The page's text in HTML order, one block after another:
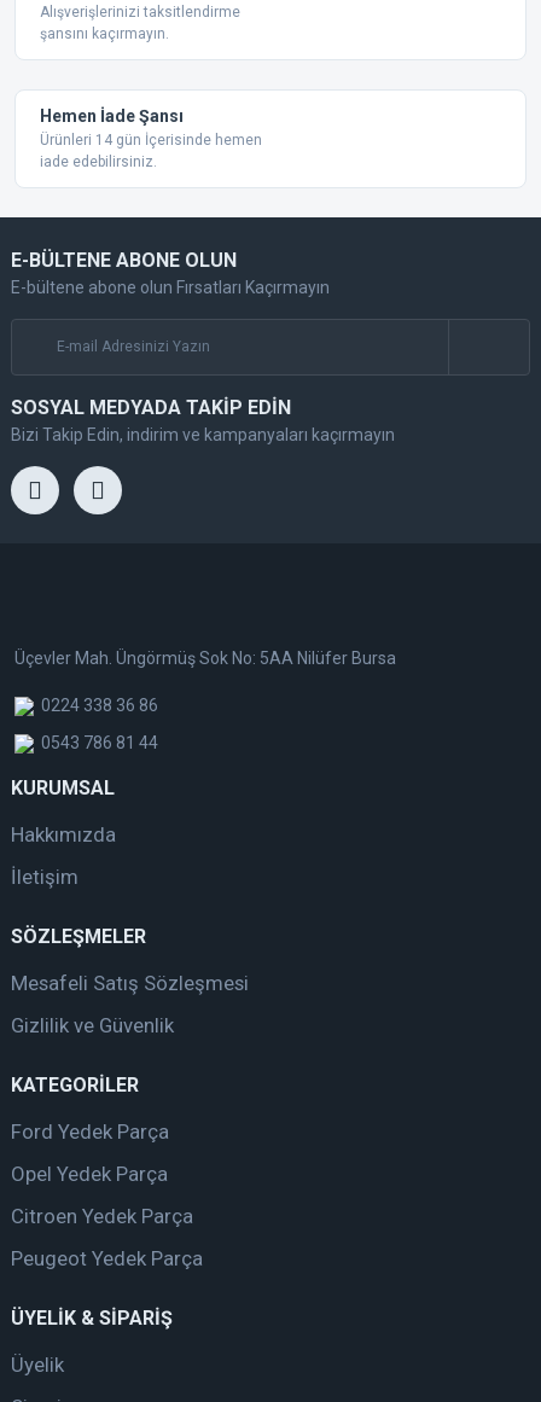
Alışverişlerinizi taksitlendirme
şansını kaçırmayın.
Hemen İade Şansı
Ürünleri 14 gün İçerisinde hemen
iade edebilirsiniz.
E-BÜLTENE ABONE OLUN
E-bültene abone olun Fırsatları Kaçırmayın
SOSYAL MEDYADA TAKİP EDİN
Bizi Takip Edin, indirim ve kampanyaları kaçırmayın
Üçevler Mah. Üngörmüş Sok No: 5AA Nilüfer Bursa
0224 338 36 86
0543 786 81 44
KURUMSAL
Hakkımızda
İletişim
SÖZLEŞMELER
Mesafeli Satış Sözleşmesi
Gizlilik ve Güvenlik
KATEGORİLER
Ford Yedek Parça
Opel Yedek Parça
Citroen Yedek Parça
Peugeot Yedek Parça
ÜYELİK & SİPARİŞ
Üyelik